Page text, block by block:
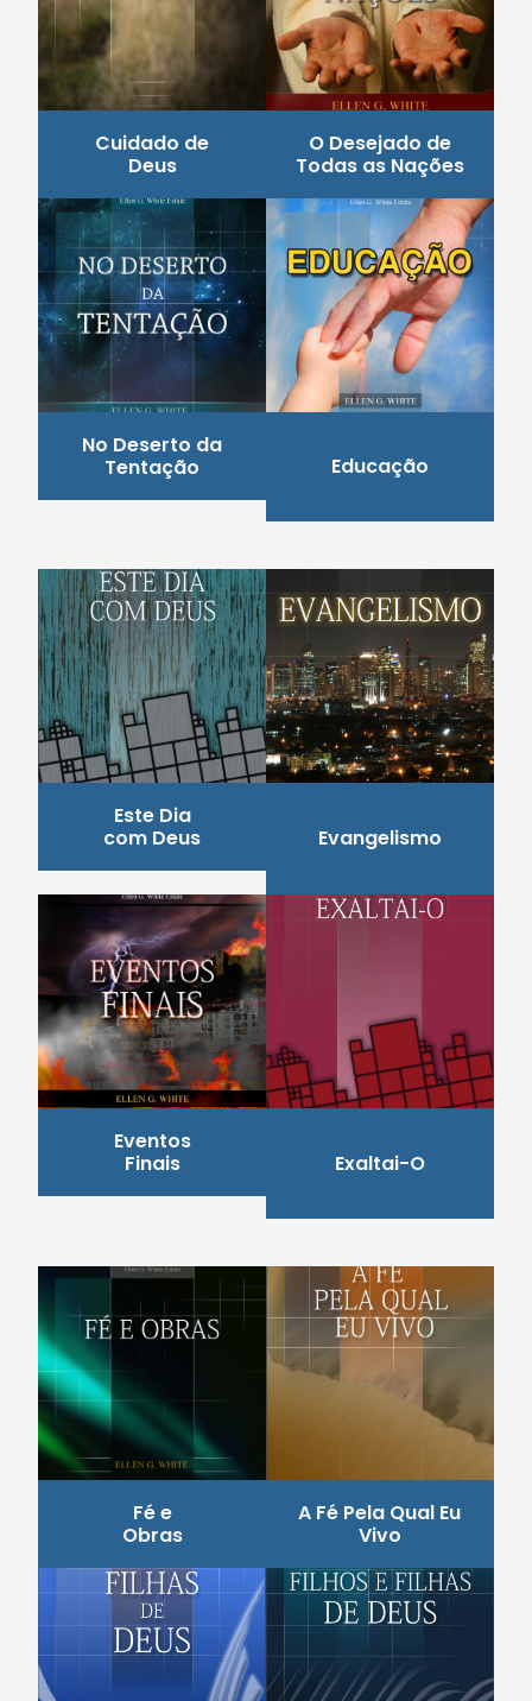
Cuidado de
Deus
O Desejado de
Todas as Nações
No Deserto da
Tentação
Educação
Este Dia
com Deus
Evangelismo
Eventos
Finais
Exaltai-O
Fé e
Obras
A Fé Pela Qual Eu
Vivo